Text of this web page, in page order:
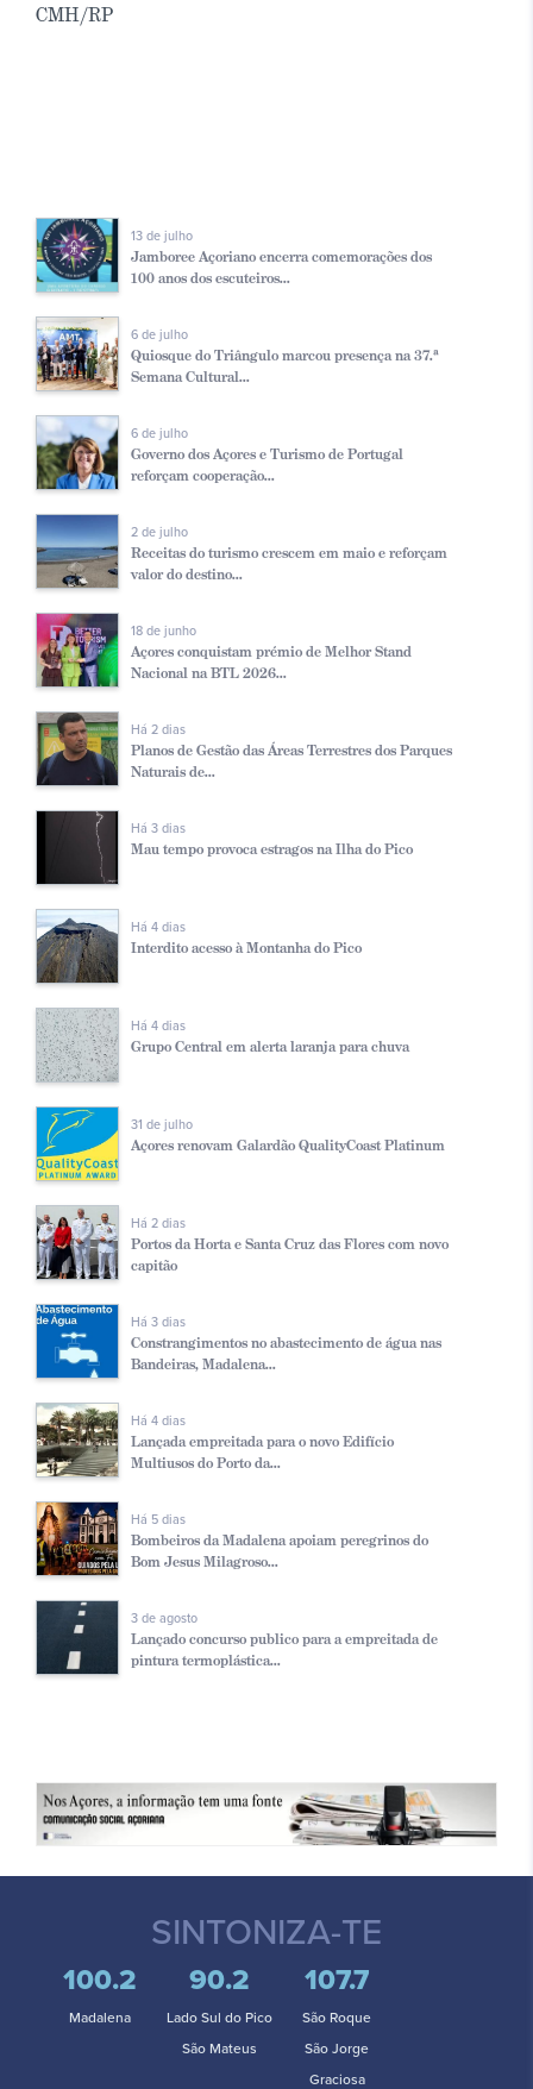
CMH/RP
13 de julho
Jamboree Açoriano encerra comemorações dos
100 anos dos escuteiros...
6 de julho
Quiosque do Triângulo marcou presença na 37.ª
Semana Cultural...
6 de julho
Governo dos Açores e Turismo de Portugal
reforçam cooperação...
2 de julho
Receitas do turismo crescem em maio e reforçam
valor do destino...
18 de junho
Açores conquistam prémio de Melhor Stand
Nacional na BTL 2026...
Há 2 dias
Planos de Gestão das Áreas Terrestres dos Parques
Naturais de...
Há 3 dias
Mau tempo provoca estragos na Ilha do Pico
Há 4 dias
Interdito acesso à Montanha do Pico
Há 4 dias
Grupo Central em alerta laranja para chuva
31 de julho
Açores renovam Galardão QualityCoast Platinum
Há 2 dias
Portos da Horta e Santa Cruz das Flores com novo
capitão
Há 3 dias
Constrangimentos no abastecimento de água nas
Bandeiras, Madalena...
Há 4 dias
Lançada empreitada para o novo Edifício
Multiusos do Porto da...
Há 5 dias
Bombeiros da Madalena apoiam peregrinos do
Bom Jesus Milagroso...
3 de agosto
Lançado concurso publico para a empreitada de
pintura termoplástica...
SINTONIZA-TE
100.2
Madalena
90.2
Lado Sul do Pico
São Mateus
107.7
São Roque
São Jorge
Graciosa